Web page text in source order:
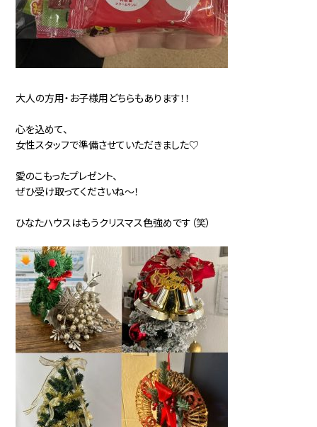
大人の方用・お子様用どちらもあります！！
心を込めて、
女性スタッフで準備させていただきました♡
愛のこもったプレゼント、
ぜひ受け取ってくださいね～！
ひなたハウスはもうクリスマス色強めです（笑）